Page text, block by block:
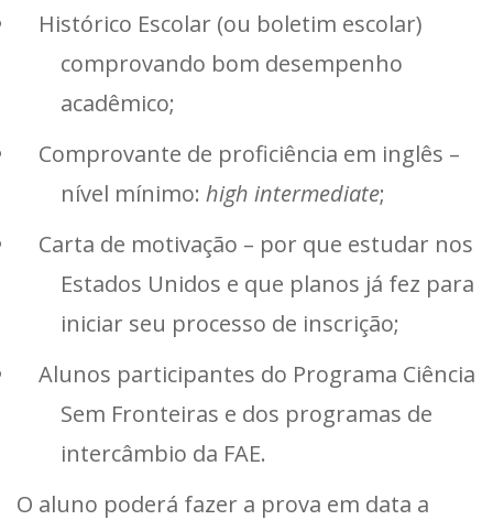
Histórico Escolar (ou boletim escolar)
comprovando bom desempenho
acadêmico;
Comprovante de proficiência em inglês –
nível mínimo: high intermediate;
Carta de motivação – por que estudar nos
Estados Unidos e que planos já fez para
iniciar seu processo de inscrição;
Alunos participantes do Programa Ciência
Sem Fronteiras e dos programas de
intercâmbio da FAE.
O aluno poderá fazer a prova em data a